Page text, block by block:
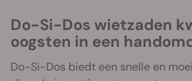
Do-Si-Dos wietzaden
oogsten in een
Do-Si-Dos biedt een snelle en